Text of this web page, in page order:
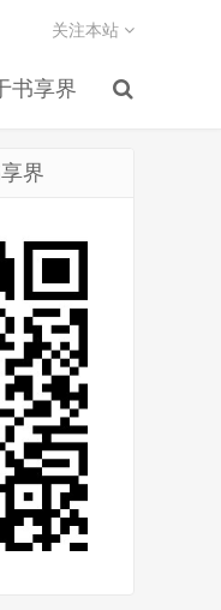
书享界
关注本站
界